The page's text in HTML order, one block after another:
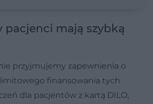
pacjenci mają szybką
przyjmujemy zapewnienia o
finansowania tych
dla pacjentów z kartą DILO,